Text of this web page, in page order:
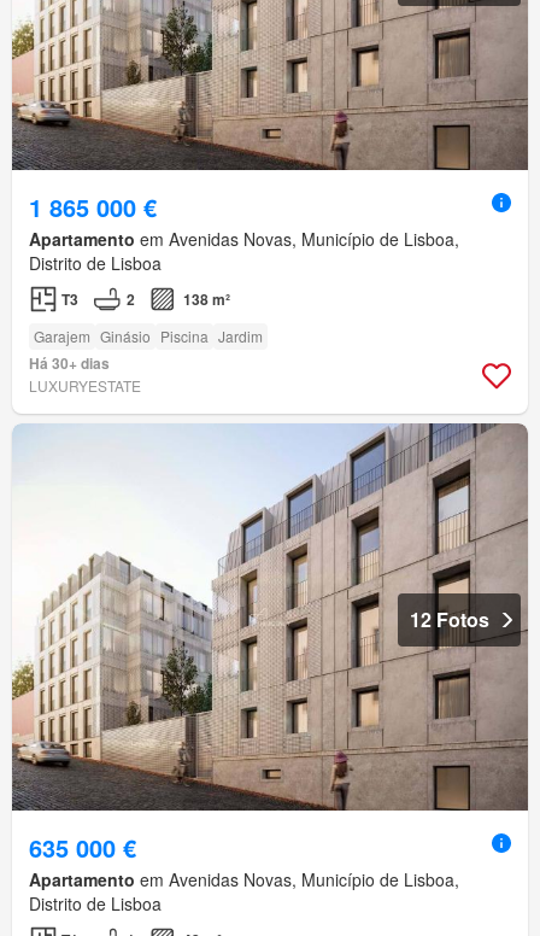
1 865 000 €
Apartamento em Avenidas Novas, Município de Lisboa,
Distrito de Lisboa
T3 2 138 m²
Garajem Ginásio Piscina Jardim
Há 30+ dias
LUXURYESTATE
12 Fotos
635 000 €
Apartamento em Avenidas Novas, Município de Lisboa,
Distrito de Lisboa